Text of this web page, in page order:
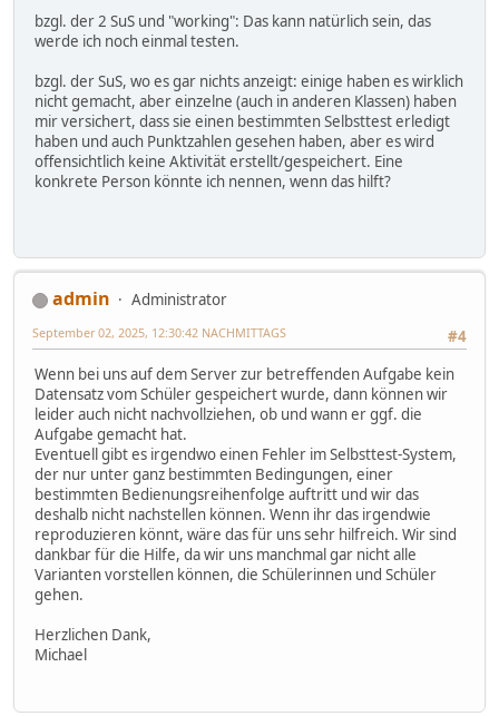
bzgl. der 2 SuS und "working": Das kann natürlich sein, das
werde ich noch einmal testen.
bzgl. der SuS, wo es gar nichts anzeigt: einige haben es wirklich
nicht gemacht, aber einzelne (auch in anderen Klassen) haben
mir versichert, dass sie einen bestimmten Selbsttest erledigt
haben und auch Punktzahlen gesehen haben, aber es wird
offensichtlich keine Aktivität erstellt/gespeichert. Eine
konkrete Person könnte ich nennen, wenn das hilft?
admin
Administrator
#4
September 02, 2025, 12:30:42 NACHMITTAGS
Wenn bei uns auf dem Server zur betreffenden Aufgabe kein
Datensatz vom Schüler gespeichert wurde, dann können wir
leider auch nicht nachvollziehen, ob und wann er ggf. die
Aufgabe gemacht hat.
Eventuell gibt es irgendwo einen Fehler im Selbsttest-System,
der nur unter ganz bestimmten Bedingungen, einer
bestimmten Bedienungsreihenfolge auftritt und wir das
deshalb nicht nachstellen können. Wenn ihr das irgendwie
reproduzieren könnt, wäre das für uns sehr hilfreich. Wir sind
dankbar für die Hilfe, da wir uns manchmal gar nicht alle
Varianten vorstellen können, die Schülerinnen und Schüler
gehen.
Herzlichen Dank,
Michael